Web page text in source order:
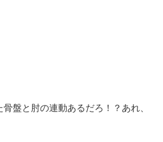
盤と肘の連動あるだろ！？あれ、